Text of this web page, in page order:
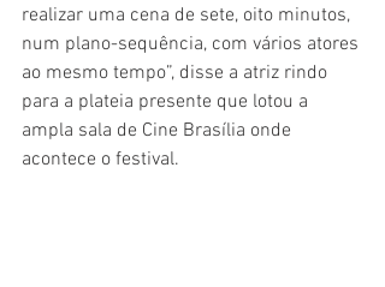
realizar uma cena de sete, oito minutos,
num plano-sequência, com vários atores
ao mesmo tempo”, disse a atriz rindo
para a plateia presente que lotou a
ampla sala de Cine Brasília onde
acontece o festival.